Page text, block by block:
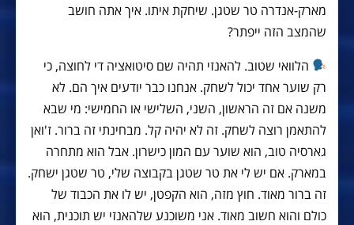
מארק-אנדרה טר שטגן. שיחקת איתו. איך אתה חושב
שהמצב הזה ייפתר?
הלוואי שטוב. להאנזי תהיה שם סיטואציה די לחוצה, כי
רק שוער אחד יכול לשחק. אנחנו כבר יודעים איך הם. לא
משנה אם זה הראשון, השני, השלישי או החמישי: מי שבא
להתאמן רוצה לשחק. זה לא יהיה קל. מבחינתי זה ברור. ז'ואן
גארסיה טוב, הוא שוער עם המון כישרון. אבל הוא מתחרה
במארק. אם יש לי את טר שטגן בקבוצה שלי, טר שטגן ישחק.
זה ברור מאוד. חוץ מזה, הוא הקפטן, יש לו את הכבוד של
כולם והוא חשוב מאוד. אני משוכנע שלהאנזי יש תוכנית, הוא